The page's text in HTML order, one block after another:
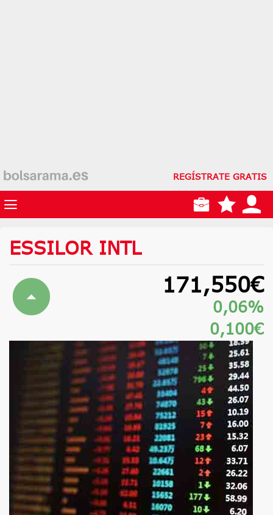
REGÍSTRATE GRATIS
ESSILOR INTL
171,550€
0,06%
0,100€